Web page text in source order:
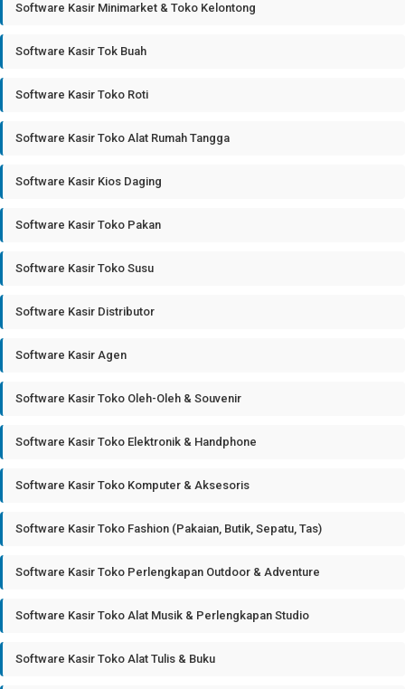
Software Kasir Minimarket & Toko Kelontong
Software Kasir Tok Buah
Software Kasir Toko Roti
Software Kasir Toko Alat Rumah Tangga
Software Kasir Kios Daging
Software Kasir Toko Pakan
Software Kasir Toko Susu
Software Kasir Distributor
Software Kasir Agen
Software Kasir Toko Oleh-Oleh & Souvenir
Software Kasir Toko Elektronik & Handphone
Software Kasir Toko Komputer & Aksesoris
Software Kasir Toko Fashion (Pakaian, Butik, Sepatu, Tas)
Software Kasir Toko Perlengkapan Outdoor & Adventure
Software Kasir Toko Alat Musik & Perlengkapan Studio
Software Kasir Toko Alat Tulis & Buku